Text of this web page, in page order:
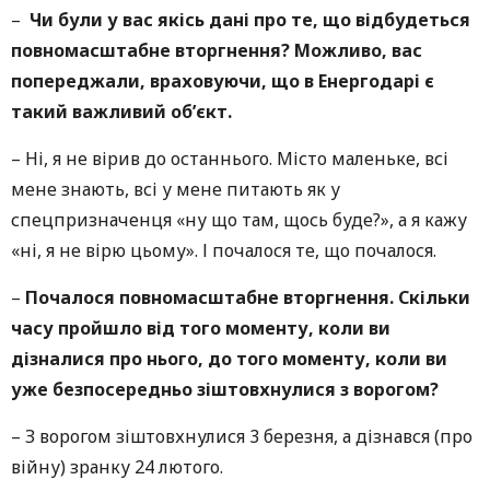
– Чи були у вас якісь дані про те, що відбудеться
повномасштабне вторгнення? Можливо, вас
попереджали, враховуючи, що в Енергодарі є
такий важливий об’єкт.
– Ні, я не вірив до останнього. Місто маленьке, всі
мене знають, всі у мене питають як у
спецпризначенця «ну що там, щось буде?», а я кажу
«ні, я не вірю цьому». І почалося те, що почалося.
– Почалося повномасштабне вторгнення. Скільки
часу пройшло від того моменту, коли ви
дізналися про нього, до того моменту, коли ви
уже безпосередньо зіштовхнулися з ворогом?
– З ворогом зіштовхнулися 3 березня, а дізнався (про
війну) зранку 24 лютого.